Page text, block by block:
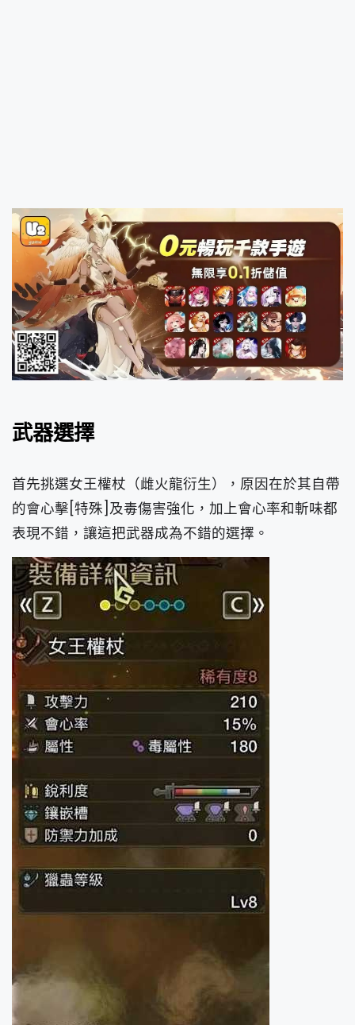
武器選擇
首先挑選女王權杖（雌火龍衍生），原因在於其自帶
的會心擊[特殊]及毒傷害強化，加上會心率和斬味都
表現不錯，讓這把武器成為不錯的選擇。